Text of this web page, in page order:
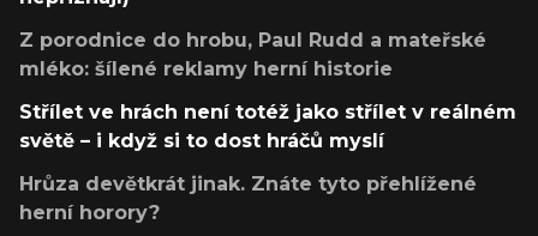
Z porodnice do hrobu, Paul Rudd a mateřské
mléko: šílené reklamy herní historie
Střílet ve hrách není totéž jako střílet v reálném
světě – i když si to dost hráčů myslí
Hrůza devětkrát jinak. Znáte tyto přehlížené
herní horory?